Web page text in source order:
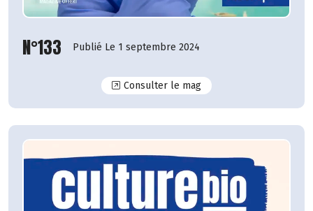
N°133 Publié Le 1 septembre 2024
Consulter le magN°133